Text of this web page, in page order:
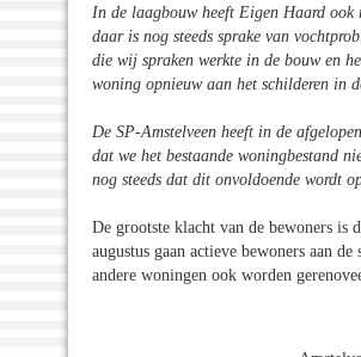
In de laagbouw heeft Eigen Haard ook
daar is nog steeds sprake van
die wij spraken werkte in de bouw en
woning opnieuw aan het schilderen in
De SP-Amstelveen heeft in de
dat we het bestaande woningbestand
nog steeds dat dit onvoldoende wordt
De grootste klacht van de bewoners is
augustus gaan actieve bewoners aan
andere woningen ook worden